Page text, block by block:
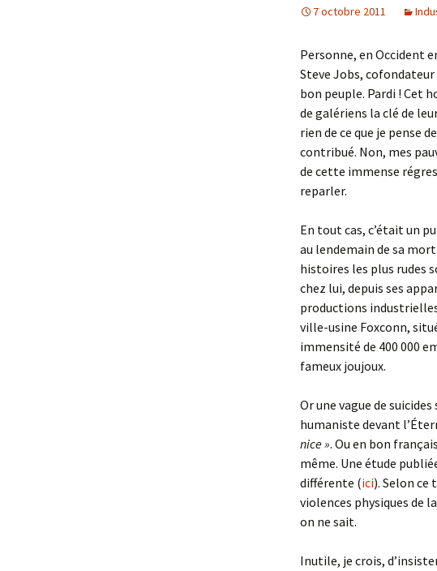
7 octobre 2011
Personne, en Occident
Steve Jobs,
bon peuple. Pardi ! Cet
de galériens la clé de
rien de ce que je pense
contribué. Non, mes
de cette immense
reparler.
En tout cas, c’était un
au lendemain de sa
histoires les plus rudes
chez lui, depuis ses
productions
ville-usine Foxconn,
immensité de 400 000
fameux joujoux.
Or une vague de
humaniste devant
nice ». Ou en bon
même. Une étude
différente (ici). Selon ce
violences physiques de
on ne sait.
Inutile, je crois,